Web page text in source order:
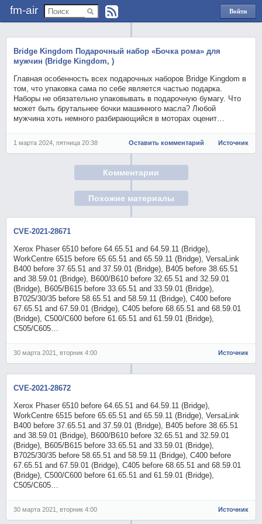
fm-air
Войти
через
Bridge Kingdom Подарочный набор «Бочка рома» для
мужчин (Bridge Kingdom, )
Главная особенность всех подарочных наборов Bridge Kingdom в
том, что упаковка сама по себе является частью подарка.
Наборы не обязательно упаковывать в подарочную бумагу. Что
может быть брутальнее бочки машинного масла? Любой
мужчина хоть немного разбирающийся в моторах оценит…
1 марта 2024, пятница 20:38 Оставить комментарий Источник
Комментарии
Похожие материалы
CVE-2021-28671
Xerox Phaser 6510 before 64.65.51 and 64.59.11 (Bridge),
WorkCentre 6515 before 65.65.51 and 65.59.11 (Bridge), VersaLink
B400 before 37.65.51 and 37.59.01 (Bridge), B405 before 38.65.51
and 38.59.01 (Bridge), B600/B610 before 32.65.51 and 32.59.01
(Bridge), B605/B615 before 33.65.51 and 33.59.01 (Bridge),
B7025/30/35 before 58.65.51 and 58.59.11 (Bridge), C400 before
67.65.51 and 67.59.01 (Bridge), C405 before 68.65.51 and 68.59.01
(Bridge), C500/C600 before 61.65.51 and 61.59.01 (Bridge),
C505/C605…
30 марта 2021, вторник 4:00 Источник
CVE-2021-28672
Xerox Phaser 6510 before 64.65.51 and 64.59.11 (Bridge),
WorkCentre 6515 before 65.65.51 and 65.59.11 (Bridge), VersaLink
B400 before 37.65.51 and 37.59.01 (Bridge), B405 before 38.65.51
and 38.59.01 (Bridge), B600/B610 before 32.65.51 and 32.59.01
(Bridge), B605/B615 before 33.65.51 and 33.59.01 (Bridge),
B7025/30/35 before 58.65.51 and 58.59.11 (Bridge), C400 before
67.65.51 and 67.59.01 (Bridge), C405 before 68.65.51 and 68.59.01
(Bridge), C500/C600 before 61.65.51 and 61.59.01 (Bridge),
C505/C605…
30 марта 2021, вторник 4:00 Источник